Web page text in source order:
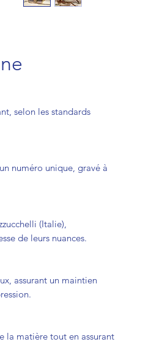
selon les standards
numéro unique, gravé à
(Italie),
de leurs nuances.
assurant un maintien
la matière tout en assurant